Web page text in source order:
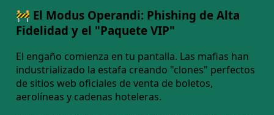
🚧 El Modus Operandi: Phishing de Alta
Fidelidad y el "Paquete VIP"
El engaño comienza en tu pantalla. Las mafias han
industrializado la estafa creando "clones" perfectos
de sitios web oficiales de venta de boletos,
aerolíneas y cadenas hoteleras.